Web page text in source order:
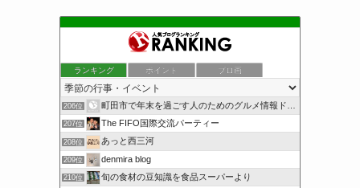
ランキング ポイント ブロ画
206位 町田市で年末を過ごす人のためのグルメ情報ドットコム
207位 The FIFO国際交流パーティー
208位 あっと西三河
209位 denmira blog
210位 旬の食材の豆知識を食品スーパーより